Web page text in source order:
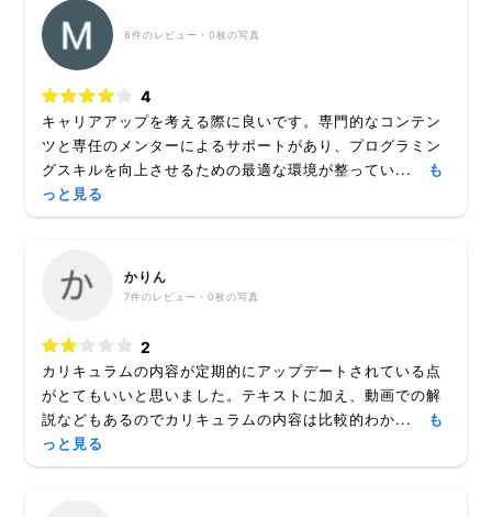
8件のレビュー・ 0枚の写真
4
キャリアアップを考える際に良いです。専門的なコンテン
ツと専任のメンターによるサポートがあり、プログラミン
グスキルを向上させるための最適な環境が整ってい...
も
っと見る
かりん
7件のレビュー・ 0枚の写真
2
カリキュラムの内容が定期的にアップデートされている点
がとてもいいと思いました。テキストに加え、動画での解
説などもあるのでカリキュラムの内容は比較的わか...
も
っと見る